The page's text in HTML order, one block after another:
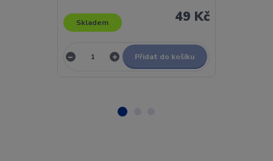
49 Kč
Skladem
Přidat do košíku